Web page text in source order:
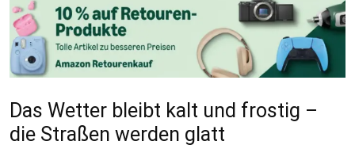
Das Wetter bleibt kalt und frostig –
die Straßen werden glatt